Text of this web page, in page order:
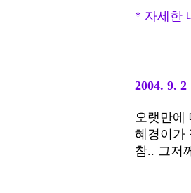
* 자세한
2004. 9. 2
오랫만에
혜경이가
참.. 그저